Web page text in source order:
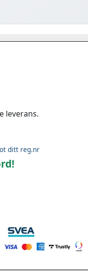
leverans.
ditt reg.nr